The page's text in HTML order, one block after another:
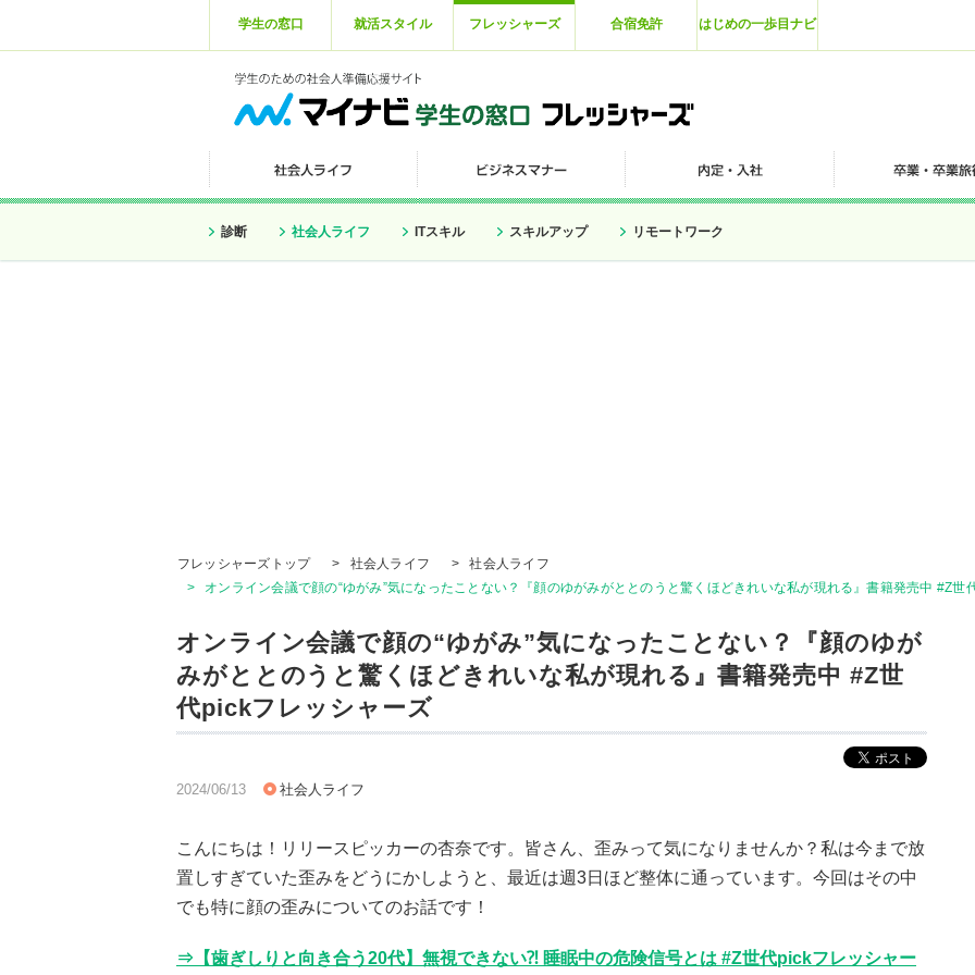
学生の窓口 就活スタイル フレッシャーズ 合宿免許 はじめの一歩目ナビ
診断 社会人ライフ ITスキル スキルアップ リモートワーク
フレッシャーズトップ > 社会人ライフ >
社会人ライフ
>
オンライン会議で顔の“ゆがみ”気になったことない？『顔のゆがみがととのうと驚くほどきれいな私が現れる』書籍発売中 #Z世
オンライン会議で顔の“ゆがみ”気になったことない？『顔のゆが
みがととのうと驚くほどきれいな私が現れる』書籍発売中 #Z世
代pickフレッシャーズ
2024/06/13 社会人ライフ
こんにちは！リリースピッカーの杏奈です。皆さん、歪みって気になりませんか？私は今まで放
置しすぎていた歪みをどうにかしようと、最近は週3日ほど整体に通っています。今回はその中
でも特に顔の歪みについてのお話です！
⇒【歯ぎしりと向き合う20代】無視できない⁈ 睡眠中の危険信号とは #Z世代pickフレッシャー